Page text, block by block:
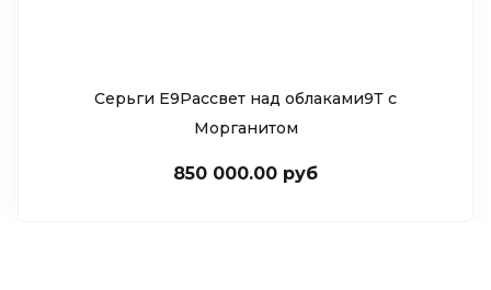
Серьги Е9Рассвет над облаками9Т c
Морганитом
850 000.00 руб